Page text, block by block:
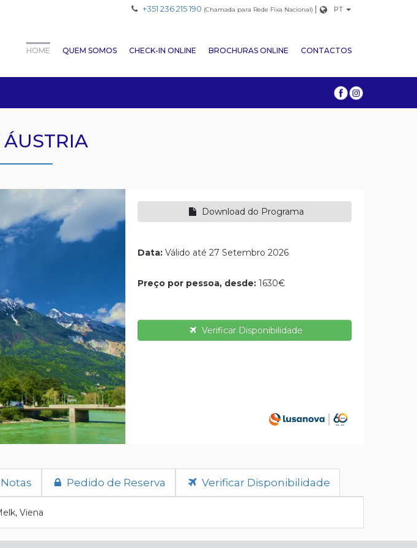
+351 236 215 190 (Chamada para Rede Fixa Nacional) | PT
HOME QUEM SOMOS CHECK-IN ONLINE BROCHURAS ONLINE CONTACTOS
Download do Programa
Data: Válido até 27 Setembro 2026
Preço por pessoa, desde: 1630€
Verificar Disponibilidade
Notas Pedido de Reserva Verificar Disponibilidade
Viena